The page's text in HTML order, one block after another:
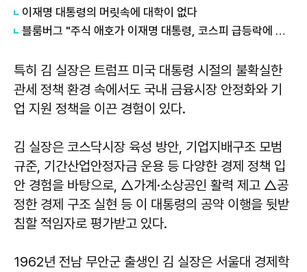
이재명 대통령의 머릿속에 대학이 없다
블룸버그 "주식 애호가 이재명 대통령, 코스피 급등락에 역풍"
특히 김 실장은 트럼프 미국 대통령 시절의 불확실한
관세 정책 환경 속에서도 국내 금융시장 안정화와 기
업 지원 정책을 이끈 경험이 있다.
김 실장은 코스닥시장 육성 방안, 기업지배구조 모범
규준, 기간산업안정자금 운용 등 다양한 경제 정책 입
안 경험을 바탕으로, △가계·소상공인 활력 제고 △공
정한 경제 구조 실현 등 이 대통령의 공약 이행을 뒷받
침할 적임자로 평가받고 있다.
1962년 전남 무안군 출생인 김 실장은 서울대 경제학